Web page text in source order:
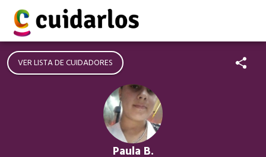
VER LISTA DE CUIDADORES
Paula B.